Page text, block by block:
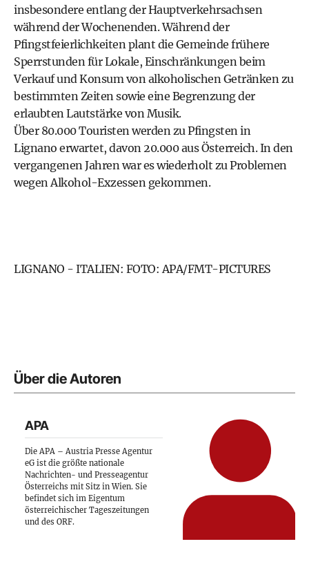
insbesondere entlang der Hauptverkehrsachsen
während der Wochenenden. Während der
Pfingstfeierlichkeiten plant die Gemeinde frühere
Sperrstunden für Lokale, Einschränkungen beim
Verkauf und Konsum von alkoholischen Getränken zu
bestimmten Zeiten sowie eine Begrenzung der
erlaubten Lautstärke von Musik.
Über 80.000 Touristen werden zu Pfingsten in
Lignano erwartet, davon 20.000 aus Österreich. In den
vergangenen Jahren war es wiederholt zu Problemen
wegen Alkohol-Exzessen gekommen.
LIGNANO - ITALIEN: FOTO: APA/FMT-PICTURES
Über die Autoren
APA
Die APA – Austria Presse Agentur
eG ist die größte nationale
Nachrichten- und Presseagentur
Österreichs mit Sitz in Wien. Sie
befindet sich im Eigentum
österreichischer Tageszeitungen
und des ORF.